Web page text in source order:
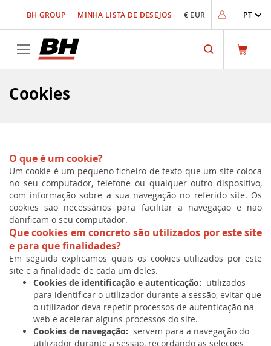
o
Conteúdo
BH GROUP MINHA LISTA DE DESEJOS € EUR PT
Search
Cookies
O que é um cookie?
Um cookie é um pequeno ficheiro de texto que um site coloca
no seu computador, telefone ou qualquer outro dispositivo,
com informação sobre a sua navegação no referido site. Os
cookies são necessários para facilitar a navegação e não
danificam o seu computador.
Que cookies em concreto são utilizados por este site
e para que finalidades?
Em seguida explicamos quais os cookies utilizados por este
site e a finalidade de cada um deles.
Cookies de identificação e autenticação: utilizados
para identificar o utilizador durante a sessão, evitar que
o utilizador deva repetir processos de autenticação na
web e acelerar alguns processos do site.
Cookies de navegação: servem para a navegação do
utilizador durante a sessão, recordando as seleções